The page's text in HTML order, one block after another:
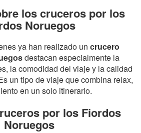
los cruceros por los
Noruegos
ya han realizado un crucero
destacan especialmente la
la comodidad del viaje y la calidad
un tipo de viaje que combina relax,
en un solo itinerario.
por los Fiordos
Noruegos